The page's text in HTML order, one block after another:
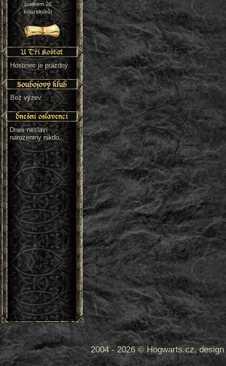
(celkem 26
kouzelníků)
Hostinec je prázdný.
Bez výzev.
Dnes neslaví
narozeniny nikdo.
2004 - 2026 © Hogwarts.cz,